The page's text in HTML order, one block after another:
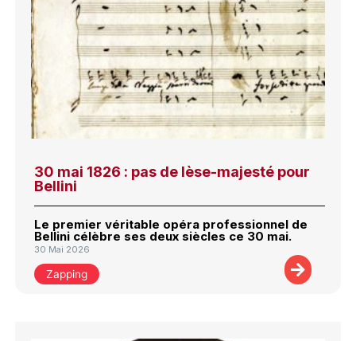
30 mai 1826 : pas de lèse-majesté pour
Bellini
Le premier véritable opéra professionnel de
Bellini célèbre ses deux siècles ce 30 mai.
30 Mai 2026
Zapping